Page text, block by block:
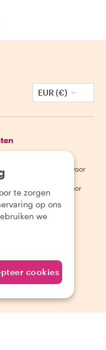
EUR (€)
voor
voorwaarden voor
onze app
te zorgen
op ons
we
cookies